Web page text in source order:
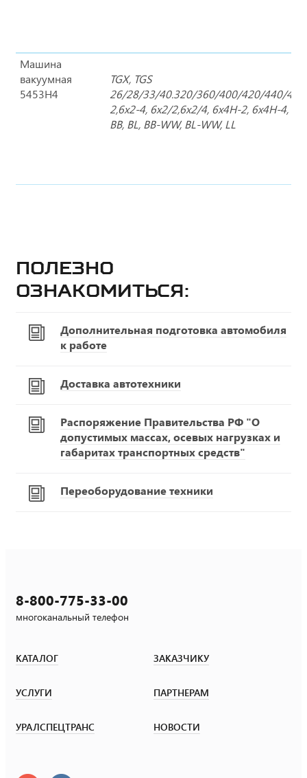
Машина
вакуумная
5453H4
TGX, TGS
26/28/33/40.320/360/400/420/440/
2,6x2-4, 6x2/2,6x2/4, 6x4H-2, 6x4H-4,
BB, BL, BB-WW, BL-WW, LL
Полезно
ознакомиться:
Дополнительная подготовка автомобиля
к работе
Доставка автотехники
Распоряжение Правительства РФ "О
допустимых массах, осевых нагрузках и
габаритах транспортных средств"
Переоборудование техники
8-800-775-33-00
многоканальный телефон
КАТАЛОГ ЗАКАЗЧИКУ
УСЛУГИ ПАРТНЕРАМ
УРАЛСПЕЦТРАНС НОВОСТИ